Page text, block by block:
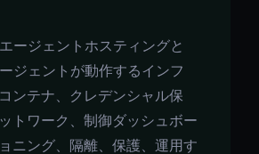
ージェントホスティングと
ジェントが動作するインフ
ンテナ、クレデンシャル保
トワーク、制御ダッシュボー
ニング、隔離、保護、運用す